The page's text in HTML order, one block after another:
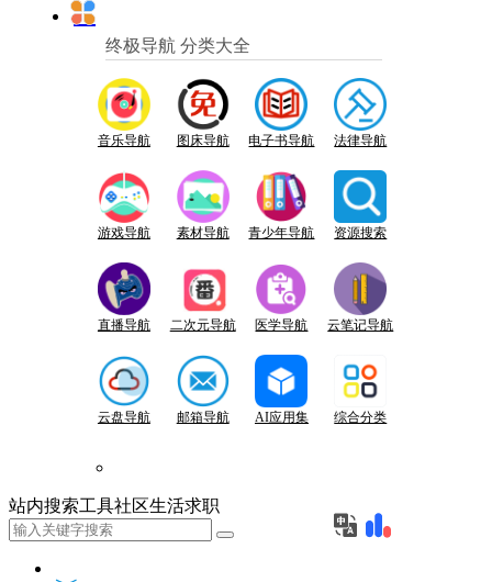
终极导航 分类大全
音乐导航 图床导航 电子书导航 法律导航
游戏导航 素材导航 青少年导航 资源搜索
直播导航 二次元导航 医学导航 云笔记导航
云盘导航 邮箱导航 AI应用集 综合分类
站内搜索工具社区生活求职